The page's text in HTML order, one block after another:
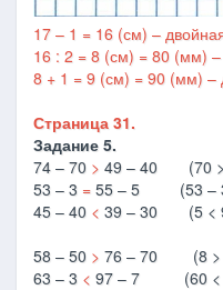
17 – 1 = 16 (см) –
16 : 2 = 8 (см) = 80 (мм)
8 + 1 = 9 (см) = 90 (мм) –
Страница 31.
Задание 5.
74 – 70 > 49 – 40 (70
53 – 3 = 55 – 5 (53 – 3
45 – 40 < 39 – 30 (5 <
58 – 50 > 76 – 70 (8 >
63 – 3 < 97 – 7 (60 <